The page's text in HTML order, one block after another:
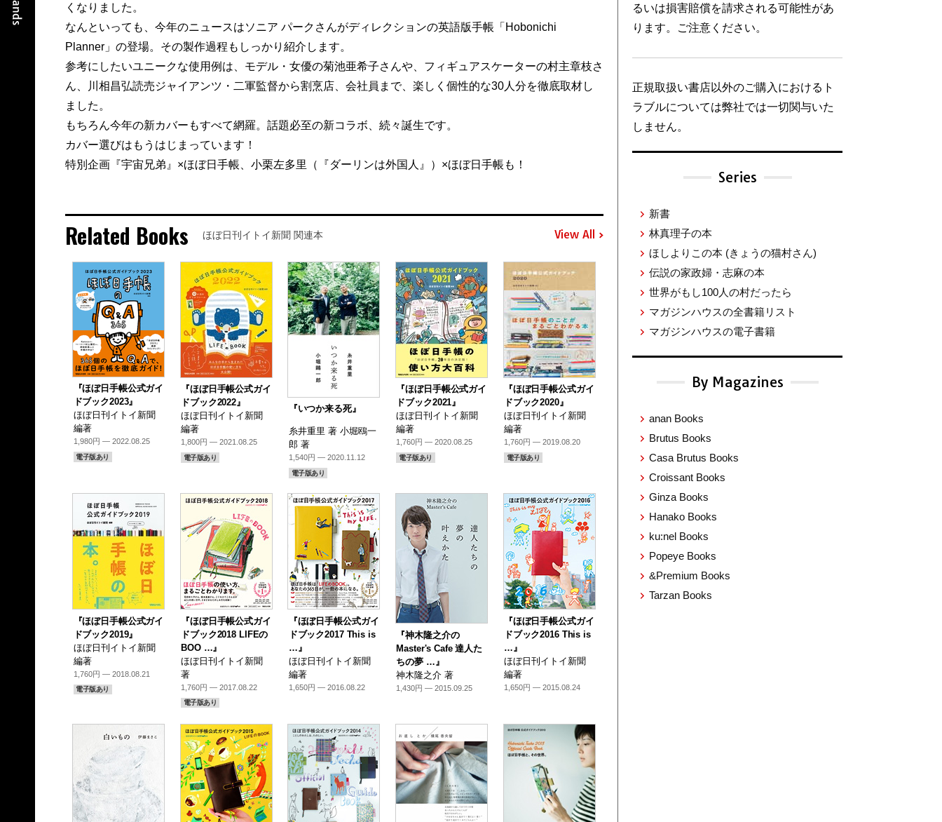
くなりました。
なんといっても、今年のニュースはソニア パークさんがディレクションの英語版手帳「Hobonichi
Planner」の登場。その製作過程もしっかり紹介します。
参考にしたいユニークな使用例は、モデル・女優の菊池亜希子さんや、フィギュアスケーターの村主章枝さ
ん、川相昌弘読売ジャイアンツ・二軍監督から割烹店、会社員まで、楽しく個性的な30人分を徹底取材し
ました。
もちろん今年の新カバーもすべて網羅。話題必至の新コラボ、続々誕生です。
カバー選びはもうはじまっています！
特別企画『宇宙兄弟』×ほぼ日手帳、小栗左多里（『ダーリンは外国人』）×ほぼ日手帳も！
Related Books ほぼ日刊イトイ新聞 関連本 View All
『ほぼ日手帳公式ガイ
ドブック2023』
ほぼ日刊イトイ新聞
編著
1,980円 — 2022.08.25
電子版あり
『ほぼ日手帳公式ガイ
ドブック2022』
ほぼ日刊イトイ新聞
編著
1,800円 — 2021.08.25
電子版あり
『いつか来る死』
糸井重里 著 小堀鴎一
郎 著
1,540円 — 2020.11.12
電子版あり
『ほぼ日手帳公式ガイ
ドブック2021』
ほぼ日刊イトイ新聞
編著
1,760円 — 2020.08.25
電子版あり
『ほぼ日手帳公式ガイ
ドブック2020』
ほぼ日刊イトイ新聞
編著
1,760円 — 2019.08.20
電子版あり
『ほぼ日手帳公式ガイ
ドブック2019』
ほぼ日刊イトイ新聞
編著
1,760円 — 2018.08.21
電子版あり
『ほぼ日手帳公式ガイ
ドブック2018 LIFEの
BOO …』
ほぼ日刊イトイ新聞
著
1,760円 — 2017.08.22
電子版あり
『ほぼ日手帳公式ガイ
ドブック2017 This is
…』
ほぼ日刊イトイ新聞
編著
1,650円 — 2016.08.22
『神木隆之介の
Master's Cafe 達人た
ちの夢 …』
神木隆之介 著
1,430円 — 2015.09.25
『ほぼ日手帳公式ガイ
ドブック2016 This is
…』
ほぼ日刊イトイ新聞
編著
1,650円 — 2015.08.24
るいは損害賠償を請求される可能性があ
ります。ご注意ください。
正規取扱い書店以外のご購入におけるト
ラブルについては弊社では一切関与いた
しません。
Series
新書
林真理子の本
ほしよりこの本 (きょうの猫村さん)
伝説の家政婦・志麻の本
世界がもし100人の村だったら
マガジンハウスの全書籍リスト
マガジンハウスの電子書籍
By Magazines
anan Books
Brutus Books
Casa Brutus Books
Croissant Books
Ginza Books
Hanako Books
ku:nel Books
Popeye Books
&Premium Books
Tarzan Books